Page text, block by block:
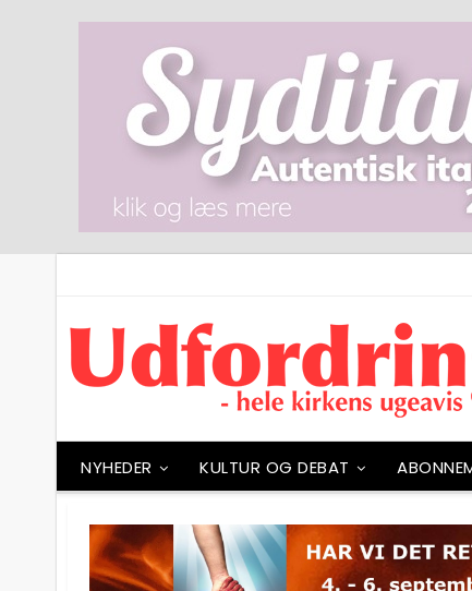
NYHEDER KULTUR OG DEBAT